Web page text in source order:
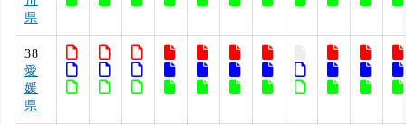
県
38
愛
媛
県